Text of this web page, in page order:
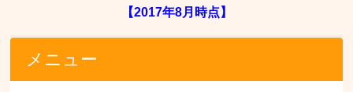
【2017年8月時点】
メニュー